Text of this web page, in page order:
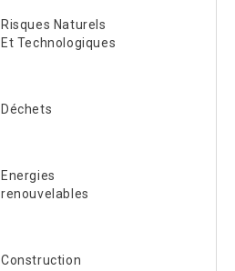
Risques Naturels
Et Technologiques
Déchets
Energies
renouvelables
Construction